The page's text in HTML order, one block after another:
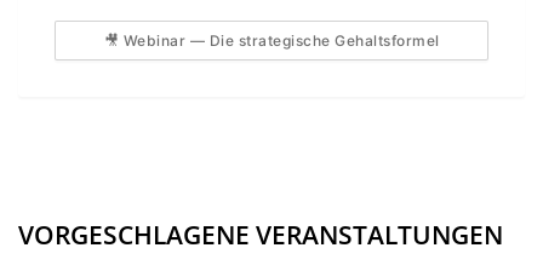
🎥 Webinar — Die strategische Gehaltsformel
VORGESCHLAGENE VERANSTALTUNGEN